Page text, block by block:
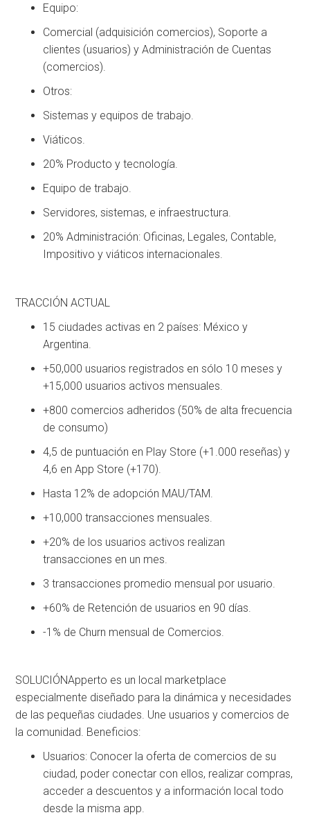
Equipo:
Comercial (adquisición comercios), Soporte a
clientes (usuarios) y Administración de Cuentas
(comercios).
Otros:
Sistemas y equipos de trabajo.
Viáticos.
20% Producto y tecnología.
Equipo de trabajo.
Servidores, sistemas, e infraestructura.
20% Administración: Oficinas, Legales, Contable,
Impositivo y viáticos internacionales.
TRACCIÓN ACTUAL
15 ciudades activas en 2 países: México y
Argentina.
+50,000 usuarios registrados en sólo 10 meses y
+15,000 usuarios activos mensuales.
+800 comercios adheridos (50% de alta frecuencia
de consumo)
4,5 de puntuación en Play Store (+1.000 reseñas) y
4,6 en App Store (+170).
Hasta 12% de adopción MAU/TAM.
+10,000 transacciones mensuales.
+20% de los usuarios activos realizan
transacciones en un mes.
3 transacciones promedio mensual por usuario.
+60% de Retención de usuarios en 90 días.
-1% de Churn mensual de Comercios.
SOLUCIÓNApperto es un local marketplace
especialmente diseñado para la dinámica y necesidades
de las pequeñas ciudades. Une usuarios y comercios de
la comunidad. Beneficios:
Usuarios: Conocer la oferta de comercios de su
ciudad, poder conectar con ellos, realizar compras,
acceder a descuentos y a información local todo
desde la misma app.